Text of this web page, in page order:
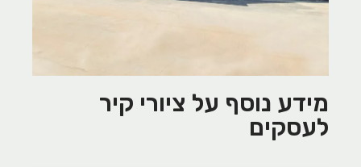
מידע נוסף על ציורי קיר
לעסקים